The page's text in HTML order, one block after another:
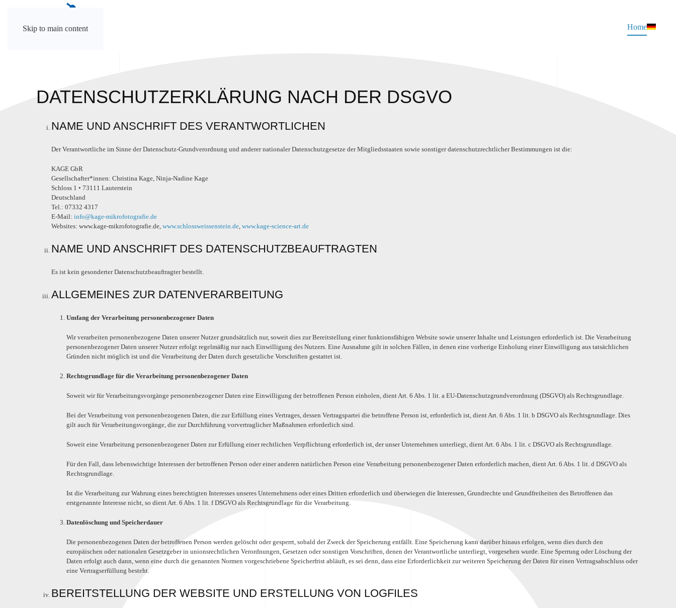
Skip to main content Home
DATENSCHUTZERKLÄRUNG NACH DER DSGVO
NAME UND ANSCHRIFT DES VERANTWORTLICHEN
Der Verantwortliche im Sinne der Datenschutz-Grundverordnung und anderer nationaler Datenschutzgesetze der Mitgliedsstaaten sowie sonstiger datenschutzrechtlicher Bestimmungen ist die:
KAGE GbR
Gesellschafter*innen: Christina Kage, Ninja-Nadine Kage
Schloss 1 • 73111 Lauterstein
Deutschland
Tel.: 07332 4317
E-Mail: info@kage-mikrofotografie.de
Websites: www.kage-mikrofotografie.de, www.schlossweissenstein.de, www.kage-science-art.de
NAME UND ANSCHRIFT DES DATENSCHUTZBEAUFTRAGTEN
Es ist kein gesonderter Datenschutzbeauftragter bestellt.
ALLGEMEINES ZUR DATENVERARBEITUNG
Umfang der Verarbeitung personenbezogener Daten
Wir verarbeiten personenbezogene Daten unserer Nutzer grundsätzlich nur, soweit dies zur Bereitstellung einer funktionsfähigen Website sowie unserer Inhalte und Leistungen erforderlich ist. Die Verarbeitung
personenbezogener Daten unserer Nutzer erfolgt regelmäßig nur nach Einwilligung des Nutzers. Eine Ausnahme gilt in solchen Fällen, in denen eine vorherige Einholung einer Einwilligung aus tatsächlichen
Gründen nicht möglich ist und die Verarbeitung der Daten durch gesetzliche Vorschriften gestattet ist.
Rechtsgrundlage für die Verarbeitung personenbezogener Daten
Soweit wir für Verarbeitungsvorgänge personenbezogener Daten eine Einwilligung der betroffenen Person einholen, dient Art. 6 Abs. 1 lit. a EU-Datenschutzgrundverordnung (DSGVO) als Rechtsgrundlage.
Bei der Verarbeitung von personenbezogenen Daten, die zur Erfüllung eines Vertrages, dessen Vertragspartei die betroffene Person ist, erforderlich ist, dient Art. 6 Abs. 1 lit. b DSGVO als Rechtsgrundlage. Dies
gilt auch für Verarbeitungsvorgänge, die zur Durchführung vorvertraglicher Maßnahmen erforderlich sind.
Soweit eine Verarbeitung personenbezogener Daten zur Erfüllung einer rechtlichen Verpflichtung erforderlich ist, der unser Unternehmen unterliegt, dient Art. 6 Abs. 1 lit. c DSGVO als Rechtsgrundlage.
Für den Fall, dass lebenswichtige Interessen der betroffenen Person oder einer anderen natürlichen Person eine Verarbeitung personenbezogener Daten erforderlich machen, dient Art. 6 Abs. 1 lit. d DSGVO als
Rechtsgrundlage.
Ist die Verarbeitung zur Wahrung eines berechtigten Interesses unseres Unternehmens oder eines Dritten erforderlich und überwiegen die Interessen, Grundrechte und Grundfreiheiten des Betroffenen das
erstgenannte Interesse nicht, so dient Art. 6 Abs. 1 lit. f DSGVO als Rechtsgrundlage für die Verarbeitung.
Datenlöschung und Speicherdauer
Die personenbezogenen Daten der betroffenen Person werden gelöscht oder gesperrt, sobald der Zweck der Speicherung entfällt. Eine Speicherung kann darüber hinaus erfolgen, wenn dies durch den
europäischen oder nationalen Gesetzgeber in unionsrechtlichen Verordnungen, Gesetzen oder sonstigen Vorschriften, denen der Verantwortliche unterliegt, vorgesehen wurde. Eine Sperrung oder Löschung der
Daten erfolgt auch dann, wenn eine durch die genannten Normen vorgeschriebene Speicherfrist abläuft, es sei denn, dass eine Erforderlichkeit zur weiteren Speicherung der Daten für einen Vertragsabschluss oder
eine Vertragserfüllung besteht.
BEREITSTELLUNG DER WEBSITE UND ERSTELLUNG VON LOGFILES